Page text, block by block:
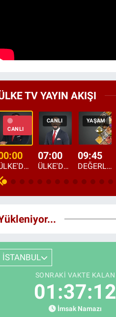
TV YAYIN AKIŞI
CANLI
ÜLKE'DE BU GECE
CANLI
07:00
ÜLKE'DE HAFTA SONU
YAŞAM
09:45
DEĞERLERİN DAVETİ
İSTANBUL
SONRAKI VAKTE KALAN
01:37:11
İmsak Namazı